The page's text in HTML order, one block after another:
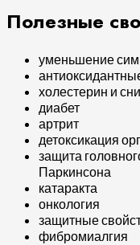
Полезные
уменьшение
холестерин и
диабет
артрит
детоксикация
защита
Паркинсона
катаракта
онкология
защитные
фибромиалгия